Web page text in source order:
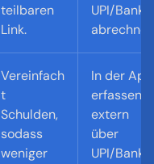
teilbaren
Link.
UPI/Bank
abrechnen
Vereinfach
t
Schulden,
sodass
weniger
In der App
erfassen;
extern
über
UPI/Bank